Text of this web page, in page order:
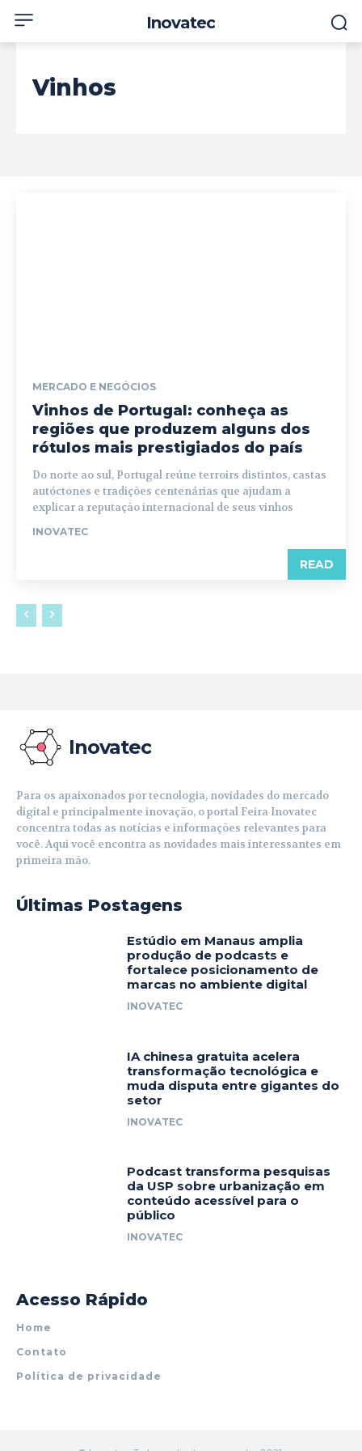
Inovatec
Vinhos
MERCADO E NEGÓCIOS
Vinhos de Portugal: conheça as
regiões que produzem alguns dos
rótulos mais prestigiados do país
Do norte ao sul, Portugal reúne terroirs distintos, castas
autóctones e tradições centenárias que ajudam a
explicar a reputação internacional de seus vinhos
INOVATEC
READ
Inovatec
Para os apaixonados por tecnologia, novidades do mercado
digital e principalmente inovação, o portal Feira Inovatec
concentra todas as notícias e informações relevantes para
você. Aqui você encontra as novidades mais interessantes em
primeira mão.
Últimas Postagens
Estúdio em Manaus amplia
produção de podcasts e
fortalece posicionamento de
marcas no ambiente digital
INOVATEC
IA chinesa gratuita acelera
transformação tecnológica e
muda disputa entre gigantes do
setor
INOVATEC
Podcast transforma pesquisas
da USP sobre urbanização em
conteúdo acessível para o
público
INOVATEC
Acesso Rápido
Home
Contato
Política de privacidade